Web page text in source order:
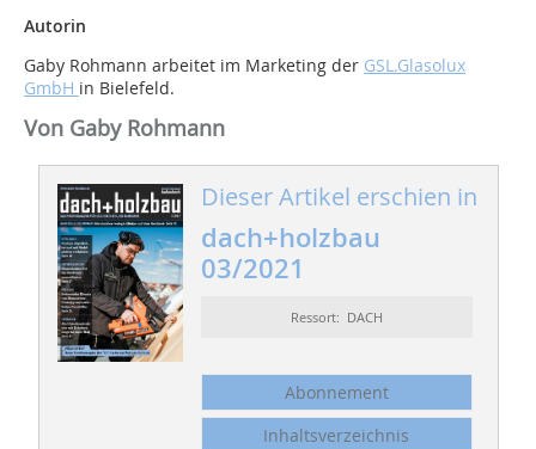
Autorin
Gaby Rohmann arbeitet im Marketing der GSL.Glasolux
GmbH in Bielefeld.
Von Gaby Rohmann
Dieser Artikel erschien in
dach+holzbau
03/2021
Ressort: DACH
Abonnement
Inhaltsverzeichnis